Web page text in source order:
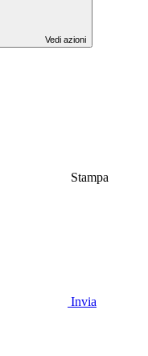
Vedi azioni
Stampa
Invia